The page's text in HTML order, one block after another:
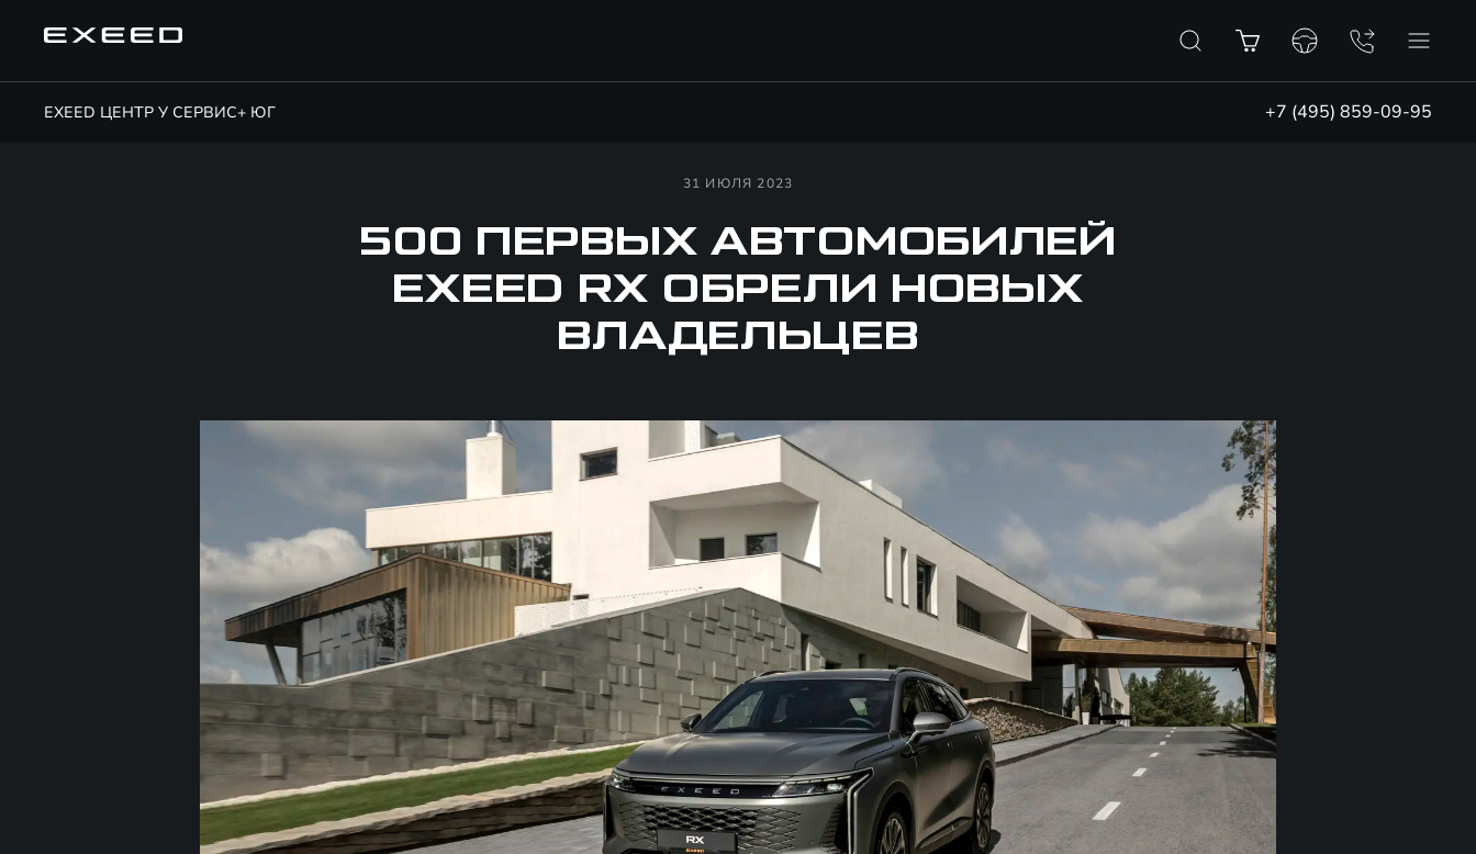
EXEED ЦЕНТР У СЕРВИС+ ЮГ +7 (495) 859-09-95
31 ИЮЛЯ 2023
500 ПЕРВЫХ АВТОМОБИЛЕЙ
EXEED RX ОБРЕЛИ НОВЫХ
ВЛАДЕЛЬЦЕВ